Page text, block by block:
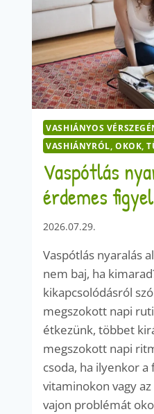
VASHIÁNYOS
VASHIÁNYRÓL, OKOK,
Vaspótlás
érdemes
2026.07.29.
Vaspótlás nyaralás
nem baj, ha
kikapcsolódásról
megszokott napi
étkezünk, többet
megszokott napi
csoda, ha ilyenkor
vitaminokon vagy
vajon problémát